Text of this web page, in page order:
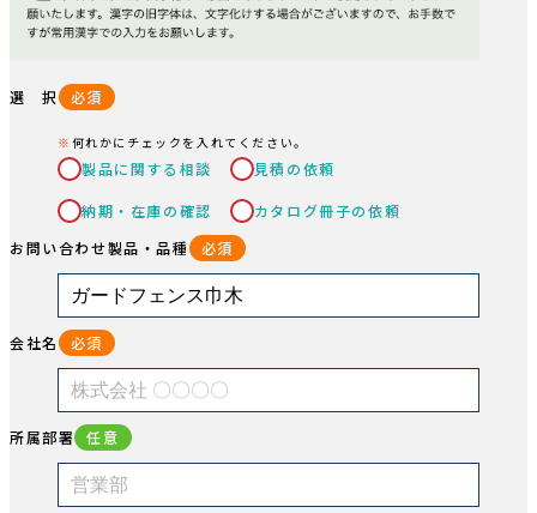
選 択 必須
何れかにチェックを入れてください。
製品に関する相談 見積の依頼
納期・在庫の確認
カタログ冊子の依頼
お問い合わせ製品・品種
必須
会社名 必須
所属部署 任意